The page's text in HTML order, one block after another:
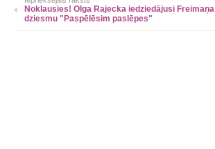
Noklausies! Olga Rajecka iedziedājusi Freimaņa
dziesmu "Paspēlēsim paslēpes"